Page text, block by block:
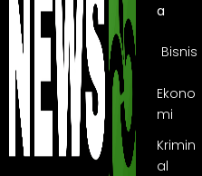
a
Bisnis
Ekono
mi
Krimin
al